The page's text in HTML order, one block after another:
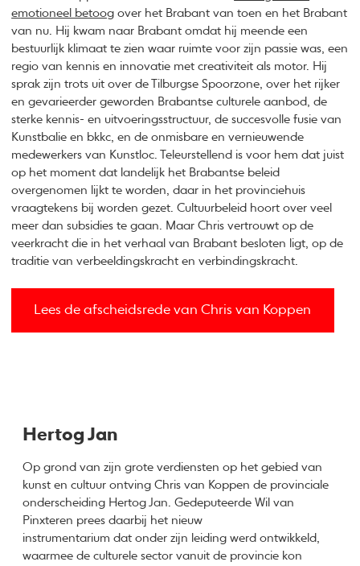
emotioneel betoog over het Brabant van toen en het Brabant
van nu. Hij kwam naar Brabant omdat hij meende een
bestuurlijk klimaat te zien waar ruimte voor zijn passie was, een
regio van kennis en innovatie met creativiteit als motor. Hij
sprak zijn trots uit over de Tilburgse Spoorzone, over het rijker
en gevarieerder geworden Brabantse culturele aanbod, de
sterke kennis- en uitvoeringsstructuur, de succesvolle fusie van
Kunstbalie en bkkc, en de onmisbare en vernieuwende
medewerkers van Kunstloc. Teleurstellend is voor hem dat juist
op het moment dat landelijk het Brabantse beleid
overgenomen lijkt te worden, daar in het provinciehuis
vraagtekens bij worden gezet. Cultuurbeleid hoort over veel
meer dan subsidies te gaan. Maar Chris vertrouwt op de
veerkracht die in het verhaal van Brabant besloten ligt, op de
traditie van verbeeldingskracht en verbindingskracht.
Lees de afscheidsrede van Chris van Koppen
Hertog Jan
Op grond van zijn grote verdiensten op het gebied van
kunst en cultuur ontving Chris van Koppen de provinciale
onderscheiding Hertog Jan. Gedeputeerde Wil van
Pinxteren prees daarbij het nieuw
instrumentarium dat onder zijn leiding werd ontwikkeld,
waarmee de culturele sector vanuit de provincie kon